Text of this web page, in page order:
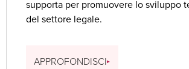
supporta per promuovere lo sviluppo
del settore legale.
APPROFONDISCI